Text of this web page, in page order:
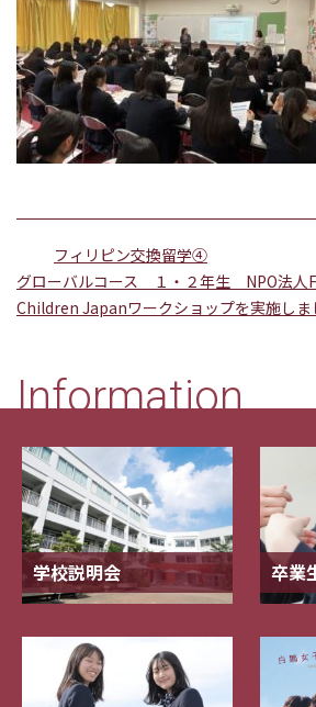
フィリピン交換留学④
グローバルコース １・２年生 NPO法人
Children Japanワークショップを実施しま
Information
学校説明会 卒業